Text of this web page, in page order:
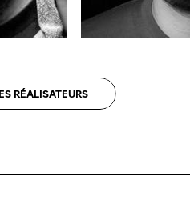
RÉALISATEURS